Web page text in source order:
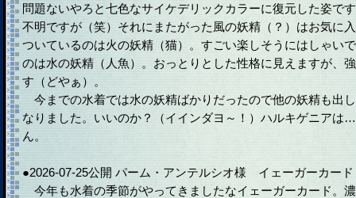
問題ないやろと七色なサイケデリックカラーに復元した姿で
不明ですが（笑）それにまたがった風の妖精（？）はお気に
ついているのは火の妖精（猫）。すごい楽しそうにはしゃい
のは水の妖精（人魚）。おっとりとした性格に見えますが、
す（どやぁ）。
今までの水着では水の妖精ばかりだったので他の妖精も出
なりました。いいのか？（イインダヨ～！）ハルキゲニア
ん。
●2026-07-25公開 パーム・アンテルシオ様 イェーガーカー
今年も水着の季節がやってきましたなイェーガーカード。